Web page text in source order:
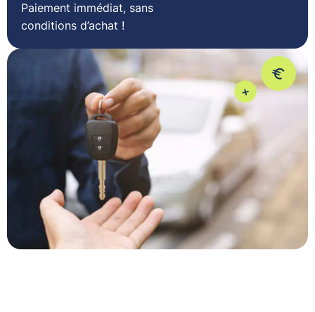
Paiement immédiat, sans
conditions d’achat !